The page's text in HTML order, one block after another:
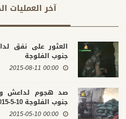
آخر العملیات
العثور على نفق
جنوب الفلوجة
00:00 2015-08-11
صد هجوم لداعش
جنوب الفلوجة 10-5-2015
00:00 2015-05-10